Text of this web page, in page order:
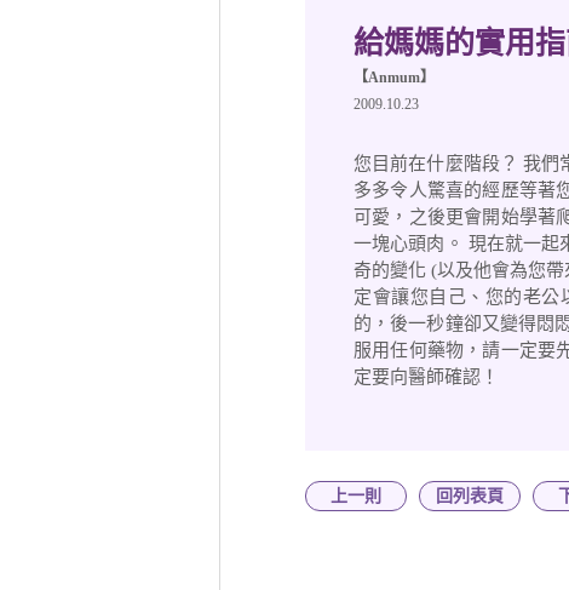
給媽媽的實用
【Anmum】
2009.10.23
您目前在什麼階段？ 我們
多多令人驚喜的經歷等著
可愛，之後更會開始學著
一塊心頭肉。 現在就一起
奇的變化 (以及他會為您
定會讓您自己、您的老公
的，後一秒鐘卻又變得悶
服用任何藥物，請一定要
定要向醫師確認！
上一則 回列表頁